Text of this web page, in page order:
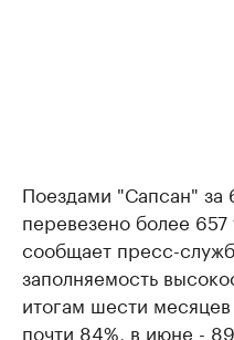
Поездами "Сапсан"
перевезено более
сообщает пресс-
заполняемость
итогам шести
почти 84%, в июне -